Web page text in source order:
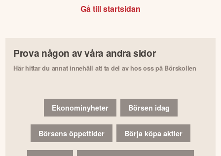
Gå till startsidan
Prova någon av våra andra sidor
Här hittar du annat innehåll att ta del av hos oss på Börskollen
Ekonominyheter Börsen idag
Börsens öppettider Börja köpa aktier